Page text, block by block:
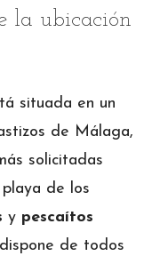
la ubicación
situada en un
de Málaga,
solicitadas
de los
y pescaítos
de todos